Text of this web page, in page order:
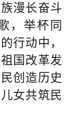
漫长奋斗
，举杯同
行动中，
国改革发
创造历史
女共筑民